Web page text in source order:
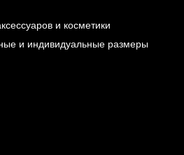
и косметики
и индивидуальные размеры